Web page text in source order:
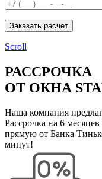
Заказать расчет
Scroll
РАССРОЧКА
ОТ ОКНА
Наша компания
Рассрочка на 6
прямую от Банка
минут!